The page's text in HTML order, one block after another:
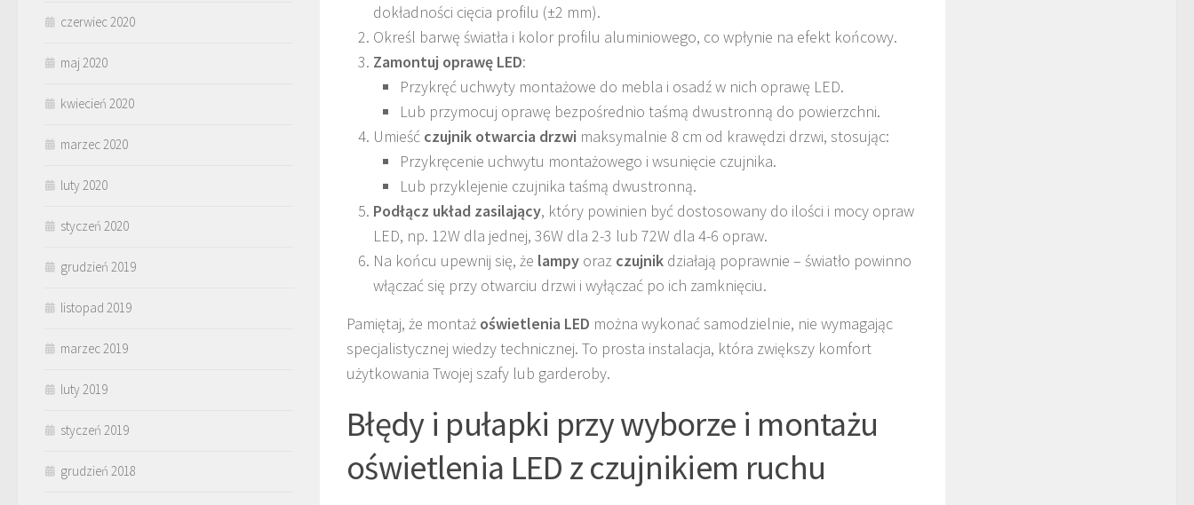
dokładności cięcia profilu (±2 mm).
Określ barwę światła i kolor profilu aluminiowego, co wpłynie na efekt końcowy.
Zamontuj oprawę LED:
Przykręć uchwyty montażowe do mebla i osadź w nich oprawę LED.
Lub przymocuj oprawę bezpośrednio taśmą dwustronną do powierzchni.
Umieść czujnik otwarcia drzwi maksymalnie 8 cm od krawędzi drzwi, stosując:
Przykręcenie uchwytu montażowego i wsunięcie czujnika.
Lub przyklejenie czujnika taśmą dwustronną.
Podłącz układ zasilający, który powinien być dostosowany do ilości i mocy opraw
LED, np. 12W dla jednej, 36W dla 2-3 lub 72W dla 4-6 opraw.
Na końcu upewnij się, że lampy oraz czujnik działają poprawnie – światło powinno
włączać się przy otwarciu drzwi i wyłączać po ich zamknięciu.
Pamiętaj, że montaż oświetlenia LED można wykonać samodzielnie, nie wymagając
specjalistycznej wiedzy technicznej. To prosta instalacja, która zwiększy komfort
użytkowania Twojej szafy lub garderoby.
Błędy i pułapki przy wyborze i montażu
oświetlenia LED z czujnikiem ruchu
czerwiec 2020
maj 2020
kwiecień 2020
marzec 2020
luty 2020
styczeń 2020
grudzień 2019
listopad 2019
marzec 2019
luty 2019
styczeń 2019
grudzień 2018